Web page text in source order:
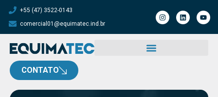
+55 (47) 3522-0143
comercial01@equimatec.ind.br
CONTATO